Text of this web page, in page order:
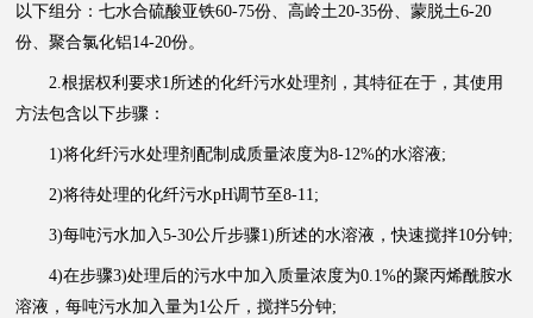
以下组分：七水合硫酸亚铁60-75份、高岭土20-35份、蒙脱土6-20
份、聚合氯化铝14-20份。
2.根据权利要求1所述的化纤污水处理剂，其特征在于，其使用
方法包含以下步骤：
1)将化纤污水处理剂配制成质量浓度为8-12%的水溶液;
2)将待处理的化纤污水pH调节至8-11;
3)每吨污水加入5-30公斤步骤1)所述的水溶液，快速搅拌10分钟;
4)在步骤3)处理后的污水中加入质量浓度为0.1%的聚丙烯酰胺水
溶液，每吨污水加入量为1公斤，搅拌5分钟;